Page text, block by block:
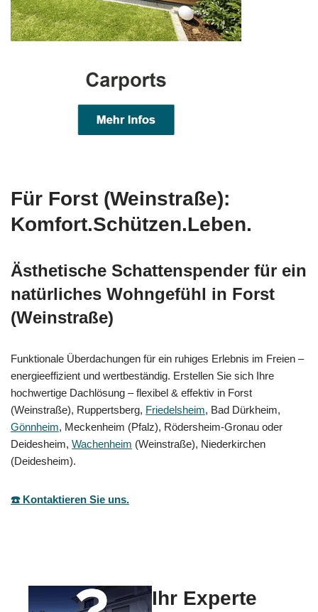
Für Forst (Weinstraße):
Komfort.Schützen.Leben.
Ästhetische Schattenspender für ein
natürliches Wohngefühl in Forst
(Weinstraße)
Funktionale Überdachungen für ein ruhiges Erlebnis im Freien –
energieeffizient und wertbeständig. Erstellen Sie sich Ihre
hochwertige Dachlösung – flexibel & effektiv in Forst
(Weinstraße), Ruppertsberg, Friedelsheim, Bad Dürkheim,
Gönnheim, Meckenheim (Pfalz), Rödersheim-Gronau oder
Deidesheim, Wachenheim (Weinstraße), Niederkirchen
(Deidesheim).
☎️ Kontaktieren Sie uns.
Ihr Experte